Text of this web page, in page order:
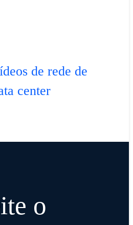
de rede de
center
o